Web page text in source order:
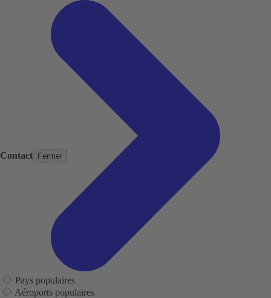
Contact Fermer
Pays populaires
Aéroports populaires